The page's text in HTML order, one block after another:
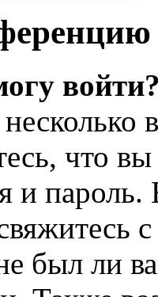
что
и
был ли